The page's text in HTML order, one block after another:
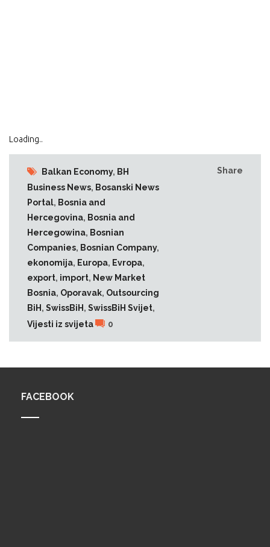
Loading..
Balkan Economy, BH
Business News, Bosanski News
Portal, Bosnia and
Hercegovina, Bosnia and
Hercegowina, Bosnian
Companies, Bosnian Company,
ekonomija, Europa, Evropa,
export, import, New Market
Bosnia, Oporavak, Outsourcing
BiH , SwissBiH , SwissBiH Svijet,
Vijesti iz svijeta
0
Share
FACEBOOK